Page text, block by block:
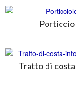
Tratto di